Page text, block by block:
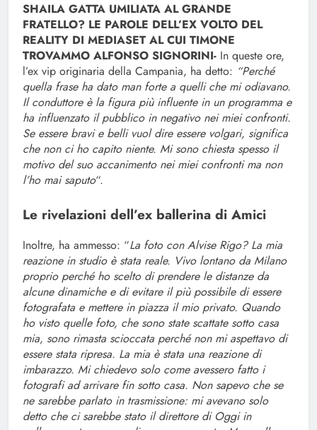
SHAILA GATTA UMILIATA AL GRANDE
FRATELLO? LE PAROLE DELL’EX VOLTO DEL
REALITY DI MEDIASET AL CUI TIMONE
TROVAMMO ALFONSO SIGNORINI- In queste ore,
l’ex vip originaria della Campania, ha detto: “Perché
quella frase ha dato man forte a quelli che mi odiavano.
Il conduttore è la figura più influente in un programma e
ha influenzato il pubblico in negativo nei miei confronti.
Se essere bravi e belli vuol dire essere volgari, significa
che non ci ho capito niente. Mi sono chiesta spesso il
motivo del suo accanimento nei miei confronti ma non
l’ho mai saputo“.
Le rivelazioni dell’ex ballerina di Amici
Inoltre, ha ammesso: “La foto con Alvise Rigo? La mia
reazione in studio è stata reale. Vivo lontano da Milano
proprio perché ho scelto di prendere le distanze da
alcune dinamiche e di evitare il più possibile di essere
fotografata e mettere in piazza il mio privato. Quando
ho visto quelle foto, che sono state scattate sotto casa
mia, sono rimasta scioccata perché non mi aspettavo di
essere stata ripresa. La mia è stata una reazione di
imbarazzo. Mi chiedevo solo come avessero fatto i
fotografi ad arrivare fin sotto casa. Non sapevo che se
ne sarebbe parlato in trasmissione: mi avevano solo
detto che ci sarebbe stato il direttore di Oggi in